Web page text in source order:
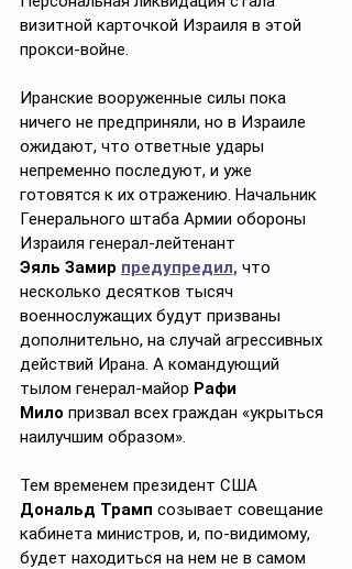
визитной карточкой Израиля в этой
прокси-войне.
Иранские вооруженные силы пока
ничего не предприняли, но в Израиле
ожидают, что ответные удары
непременно последуют, и уже
готовятся к их отражению. Начальник
Генерального штаба Армии обороны
Израиля генерал-лейтенант
Эяль Замир предупредил, что
несколько десятков тысяч
военнослужащих будут призваны
дополнительно, на случай агрессивных
действий Ирана. А командующий
тылом генерал-майор Рафи
Мило призвал всех граждан «укрыться
наилучшим образом».
Тем временем президент США
Дональд Трамп созывает совещание
кабинета министров, и, по-видимому,
будет находиться на нем не в самом